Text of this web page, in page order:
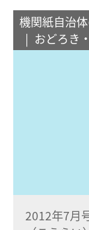
機関紙自治
おどろき
2012年7月